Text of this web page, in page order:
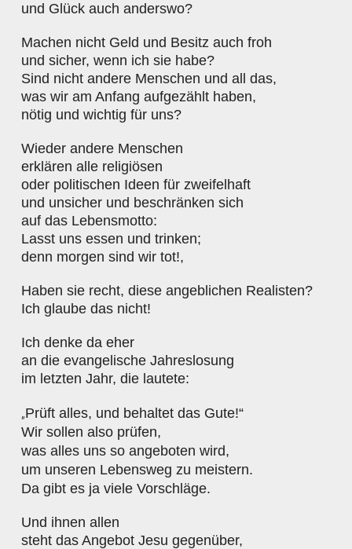
und Glück auch anderswo?
Machen nicht Geld und Besitz auch froh
und sicher, wenn ich sie habe?
Sind nicht andere Menschen und all das,
was wir am Anfang aufgezählt haben,
nötig und wichtig für uns?
Wieder andere Menschen
erklären alle religiösen
oder politischen Ideen für zweifelhaft
und unsicher und beschränken sich
auf das Lebensmotto:
Lasst uns essen und trinken;
denn morgen sind wir tot!,
Haben sie recht, diese angeblichen Realisten?
Ich glaube das nicht!
Ich denke da eher
an die evangelische Jahreslosung
im letzten Jahr, die lautete:
„Prüft alles, und behaltet das Gute!“
Wir sollen also prüfen,
was alles uns so angeboten wird,
um unseren Lebensweg zu meistern.
Da gibt es ja viele Vorschläge.
Und ihnen allen
steht das Angebot Jesu gegenüber,